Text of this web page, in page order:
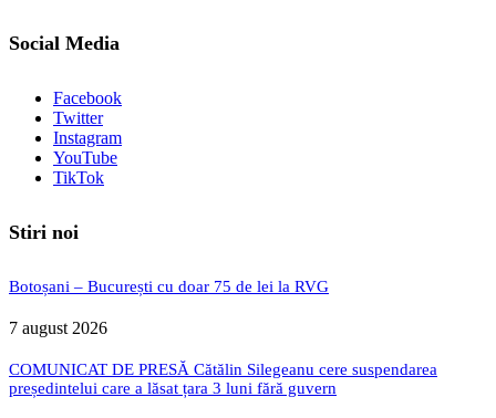
Social Media
Facebook
Twitter
Instagram
YouTube
TikTok
Stiri noi
Botoșani – București cu doar 75 de lei la RVG
7 august 2026
COMUNICAT DE PRESĂ Cătălin Silegeanu cere suspendarea
președintelui care a lăsat țara 3 luni fără guvern